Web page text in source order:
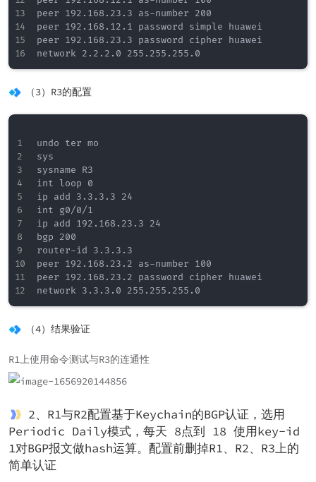
peer 192.168.23.3 as-number 200
peer 192.168.12.1 password simple huawei
peer 192.168.23.3 password cipher huawei
（3）R3的配置
undo ter mo
sys
sysname R3
int loop 0
ip add 3.3.3.3 24
int g0/0/1
ip add 192.168.23.3 24
bgp 200
router-id 3.3.3.3
peer 192.168.23.2 as-number 100
peer 192.168.23.2 password cipher huawei
（4）结果验证
R1上使用命令测试与R3的连通性
2、R1与R2配置基于Keychain的BGP认证，选用
Periodic Daily模式，每天 8点到 18 使用key-id
1对BGP报文做hash运算。配置前删掉R1、R2、R3上的
简单认证